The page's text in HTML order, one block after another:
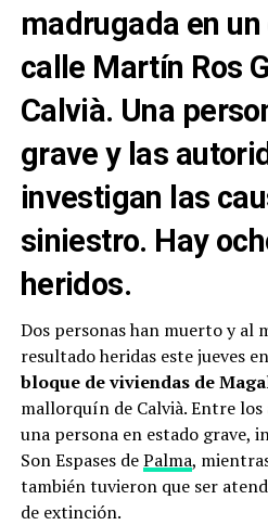
madrugada en
calle Martín Ros
Calvià. Una
grave y las
investigan las
siniestro. Hay
heridos.
Dos personas han muerto y al
resultado heridas este jueves en
bloque de viviendas de
mallorquín de Calvià. Entre
una persona en estado grave,
Son Espases dePalma,
también tuvieron que ser
de extinción.